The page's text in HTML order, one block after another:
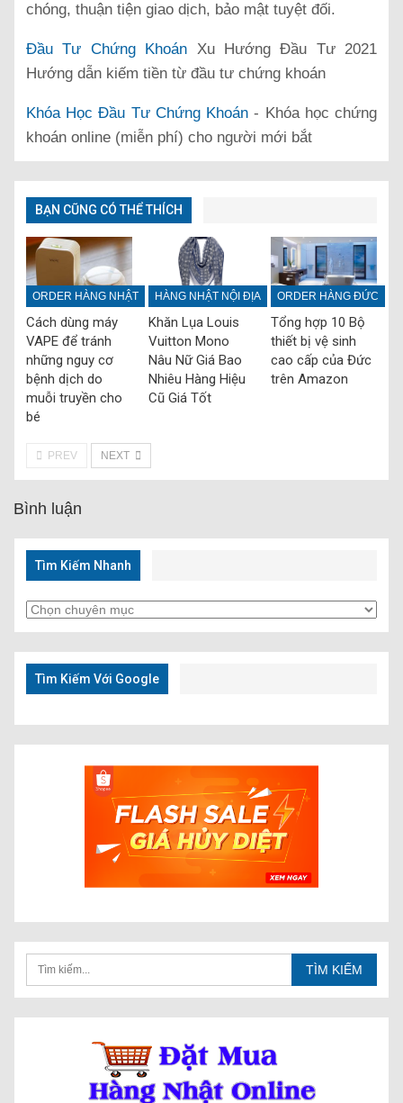
chóng, thuận tiện giao dịch, bảo mật tuyệt đối.
Đầu Tư Chứng Khoán Xu Hướng Đầu Tư 2021
Hướng dẫn kiếm tiền từ đầu tư chứng khoán
Khóa Học Đầu Tư Chứng Khoán - Khóa học chứng
khoán online (miễn phí) cho người mới bắt
BẠN CŨNG CÓ THỂ THÍCH
ORDER HÀNG NHẬT
Cách dùng máy
VAPE để tránh
những nguy cơ
bệnh dịch do
muỗi truyền cho
bé
HÀNG NHẬT NỘI ĐỊA
Khăn Lụa Louis
Vuitton Mono
Nâu Nữ Giá Bao
Nhiêu Hàng Hiệu
Cũ Giá Tốt
ORDER HÀNG ĐỨC
Tổng hợp 10 Bộ
thiết bị vệ sinh
cao cấp của Đức
trên Amazon
PREV NEXT
Bình luận
Tìm Kiếm Nhanh
Tìm
Kiếm
Nhanh
Tìm Kiếm Với Google